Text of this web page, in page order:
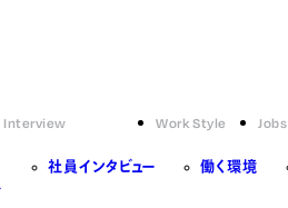
Interview
社員インタビュー
Work Style
働く環境
Jobs